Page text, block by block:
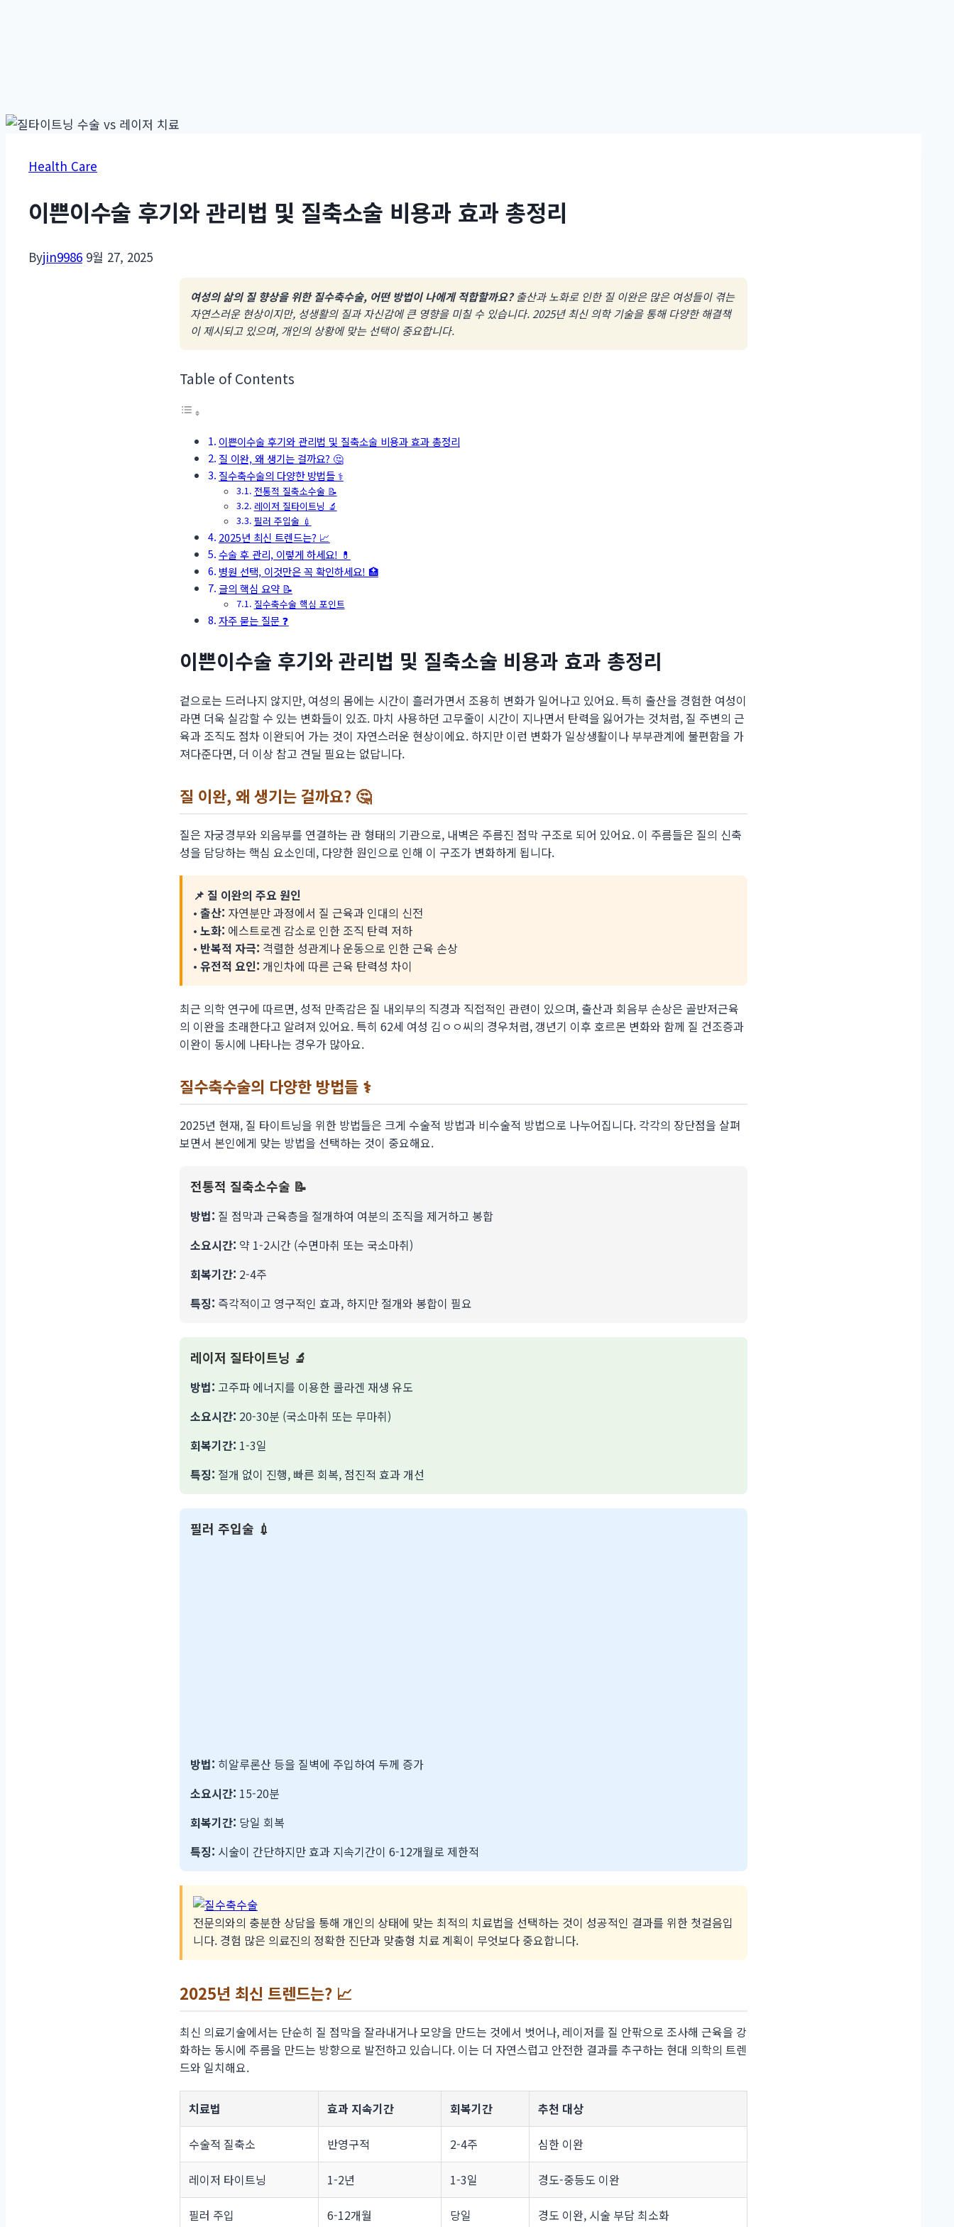
Health Care
이쁜이수술 후기와 관리법 및 질축소술 비용과 효과 총정리
Byjin9986 9월 27, 2025
여성의 삶의 질 향상을 위한 질수축수술, 어떤 방법이 나에게 적합할까요?출산과 노화로 인한 질 이완은 많은 여성들이 겪는
자연스러운 현상이지만, 성생활의 질과 자신감에 큰 영향을 미칠 수 있습니다. 2025년 최신 의학 기술을 통해 다양한 해결책
이 제시되고 있으며, 개인의 상황에 맞는 선택이 중요합니다.
Table of Contents
이쁜이수술 후기와 관리법 및 질축소술 비용과 효과 총정리
질 이완, 왜 생기는 걸까요? 🤔
질수축수술의 다양한 방법들 ⚕️
전통적 질축소수술 📝
레이저 질타이트닝 🔬
필러 주입술 💉
2025년 최신 트렌드는? 📈
수술 후 관리, 이렇게 하세요! 💊
병원 선택, 이것만은 꼭 확인하세요! 🏥
글의 핵심 요약 📝
질수축수술 핵심 포인트
자주 묻는 질문 ❓
이쁜이수술 후기와 관리법 및 질축소술 비용과 효과 총정리
겉으로는 드러나지 않지만, 여성의 몸에는 시간이 흘러가면서 조용히 변화가 일어나고 있어요. 특히 출산을 경험한 여성이
라면 더욱 실감할 수 있는 변화들이 있죠. 마치 사용하던 고무줄이 시간이 지나면서 탄력을 잃어가는 것처럼, 질 주변의 근
육과 조직도 점차 이완되어 가는 것이 자연스러운 현상이에요. 하지만 이런 변화가 일상생활이나 부부관계에 불편함을 가
져다준다면, 더 이상 참고 견딜 필요는 없답니다.
질 이완, 왜 생기는 걸까요? 🤔
질은 자궁경부와 외음부를 연결하는 관 형태의 기관으로, 내벽은 주름진 점막 구조로 되어 있어요. 이 주름들은 질의 신축
성을 담당하는 핵심 요소인데, 다양한 원인으로 인해 이 구조가 변화하게 됩니다.
📌 질 이완의 주요 원인
• 출산: 자연분만 과정에서 질 근육과 인대의 신전
• 노화: 에스트로겐 감소로 인한 조직 탄력 저하
• 반복적 자극: 격렬한 성관계나 운동으로 인한 근육 손상
• 유전적 요인: 개인차에 따른 근육 탄력성 차이
최근 의학 연구에 따르면, 성적 만족감은 질 내외부의 직경과 직접적인 관련이 있으며, 출산과 회음부 손상은 골반저근육
의 이완을 초래한다고 알려져 있어요. 특히 62세 여성 김ㅇㅇ씨의 경우처럼, 갱년기 이후 호르몬 변화와 함께 질 건조증과
이완이 동시에 나타나는 경우가 많아요.
질수축수술의 다양한 방법들 ⚕️
2025년 현재, 질 타이트닝을 위한 방법들은 크게 수술적 방법과 비수술적 방법으로 나누어집니다. 각각의 장단점을 살펴
보면서 본인에게 맞는 방법을 선택하는 것이 중요해요.
전통적 질축소수술 📝
방법: 질 점막과 근육층을 절개하여 여분의 조직을 제거하고 봉합
소요시간: 약 1-2시간 (수면마취 또는 국소마취)
회복기간: 2-4주
특징: 즉각적이고 영구적인 효과, 하지만 절개와 봉합이 필요
레이저 질타이트닝 🔬
방법: 고주파 에너지를 이용한 콜라겐 재생 유도
소요시간: 20-30분 (국소마취 또는 무마취)
회복기간: 1-3일
특징: 절개 없이 진행, 빠른 회복, 점진적 효과 개선
필러 주입술 💉
방법: 히알루론산 등을 질벽에 주입하여 두께 증가
소요시간: 15-20분
회복기간: 당일 회복
특징: 시술이 간단하지만 효과 지속기간이 6-12개월로 제한적
전문의와의 충분한 상담을 통해 개인의 상태에 맞는 최적의 치료법을 선택하는 것이 성공적인 결과를 위한 첫걸음입
니다. 경험 많은 의료진의 정확한 진단과 맞춤형 치료 계획이 무엇보다 중요합니다.
2025년 최신 트렌드는? 📈
최신 의료기술에서는 단순히 질 점막을 잘라내거나 모양을 만드는 것에서 벗어나, 레이저를 질 안팎으로 조사해 근육을 강
화하는 동시에 주름을 만드는 방향으로 발전하고 있습니다. 이는 더 자연스럽고 안전한 결과를 추구하는 현대 의학의 트렌
드와 일치해요.
치료법 효과 지속기간 회복기간 추천 대상
수술적 질축소 반영구적 2-4주 심한 이완
레이저 타이트닝 1-2년 1-3일 경도-중등도 이완
필러 주입 6-12개월 당일 경도 이완, 시술 부담 최소화